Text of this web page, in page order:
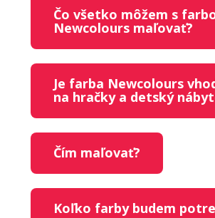
Čo všetko môžem s
Newcolours maľovať?
Je farba Newcolours
na hračky a detský
Čím maľovať?
Koľko farby budem